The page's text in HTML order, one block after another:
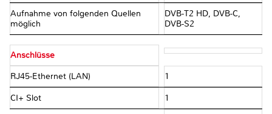
Aufnahme von folgenden Quellen
möglich
DVB-T2 HD, DVB-C,
DVB-S2
Anschlüsse
RJ45-Ethernet (LAN) 1
CI+ Slot 1